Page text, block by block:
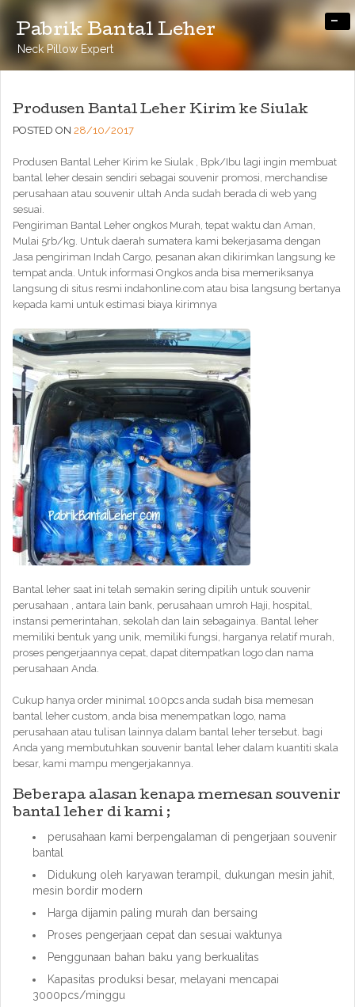
Pabrik Bantal Leher
Neck Pillow Expert
-
Produsen Bantal Leher Kirim ke Siulak
POSTED ON 28/10/2017
Produsen Bantal Leher Kirim ke Siulak , Bpk/Ibu lagi ingin membuat
bantal leher desain sendiri sebagai souvenir promosi, merchandise
perusahaan atau souvenir ultah Anda sudah berada di web yang
sesuai.
Pengiriman Bantal Leher ongkos Murah, tepat waktu dan Aman,
Mulai 5rb/kg. Untuk daerah sumatera kami bekerjasama dengan
Jasa pengiriman Indah Cargo, pesanan akan dikirimkan langsung ke
tempat anda. Untuk informasi Ongkos anda bisa memeriksanya
langsung di situs resmi indahonline.com atau bisa langsung bertanya
kepada kami untuk estimasi biaya kirimnya
Bantal leher saat ini telah semakin sering dipilih untuk souvenir
perusahaan , antara lain bank, perusahaan umroh Haji, hospital,
instansi pemerintahan, sekolah dan lain sebagainya. Bantal leher
memiliki bentuk yang unik, memiliki fungsi, harganya relatif murah,
proses pengerjaannya cepat, dapat ditempatkan logo dan nama
perusahaan Anda.
Cukup hanya order minimal 100pcs anda sudah bisa memesan
bantal leher custom, anda bisa menempatkan logo, nama
perusahaan atau tulisan lainnya dalam bantal leher tersebut. bagi
Anda yang membutuhkan souvenir bantal leher dalam kuantiti skala
besar, kami mampu mengerjakannya.
Beberapa alasan kenapa memesan souvenir
bantal leher di kami ;
perusahaan kami berpengalaman di pengerjaan souvenir
bantal
Didukung oleh karyawan terampil, dukungan mesin jahit,
mesin bordir modern
Harga dijamin paling murah dan bersaing
Proses pengerjaan cepat dan sesuai waktunya
Penggunaan bahan baku yang berkualitas
Kapasitas produksi besar, melayani mencapai
3000pcs/minggu